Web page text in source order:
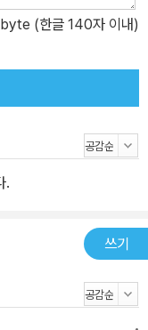
롭게 가로지르는 동식
아픈 과거를 돌아보
최우수 작품상을 받았
모든 펭귄 이야기> <
(한글 140자 이내)
.
쓰기